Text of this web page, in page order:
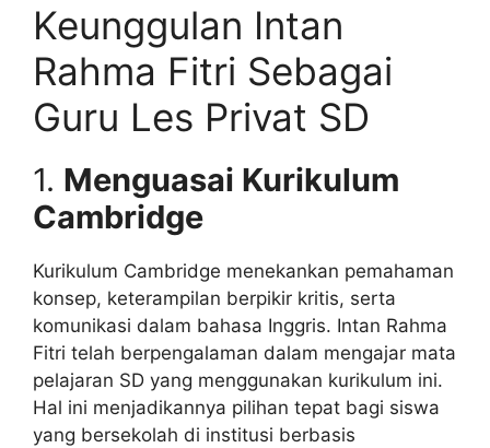
Keunggulan Intan
Rahma Fitri Sebagai
Guru Les Privat SD
1. Menguasai Kurikulum
Cambridge
Kurikulum Cambridge menekankan pemahaman
konsep, keterampilan berpikir kritis, serta
komunikasi dalam bahasa Inggris. Intan Rahma
Fitri telah berpengalaman dalam mengajar mata
pelajaran SD yang menggunakan kurikulum ini.
Hal ini menjadikannya pilihan tepat bagi siswa
yang bersekolah di institusi berbasis